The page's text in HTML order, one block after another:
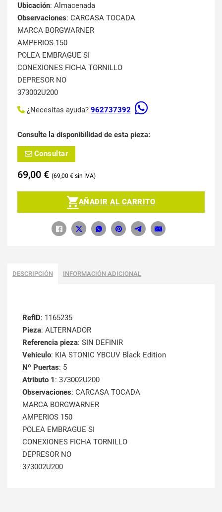
Ubicación: Almacenada
Observaciones: CARCASA TOCADA
MARCA BORGWARNER
AMPERIOS 150
POLEA EMBRAGUE SI
CONEXIONES FICHA TORNILLO
DEPRESOR NO
373002U200
¿Necesitas ayuda? 962737392
Consulte la disponibilidad de esta pieza:
Consultar
69,00 € 69,00 €
AÑADIR AL CARRITO
DESCRIPCIÓN INFORMACIÓN ADICIONAL
RefID: 1165235
Pieza: ALTERNADOR
Referencia pieza: SIN DEFINIR
Vehículo: KIA STONIC YBCUV Black Edition
Nº Puertas: 5
Atributo 1 : 373002U200
Observaciones: CARCASA TOCADA
MARCA BORGWARNER
AMPERIOS 150
POLEA EMBRAGUE SI
CONEXIONES FICHA TORNILLO
DEPRESOR NO
373002U200